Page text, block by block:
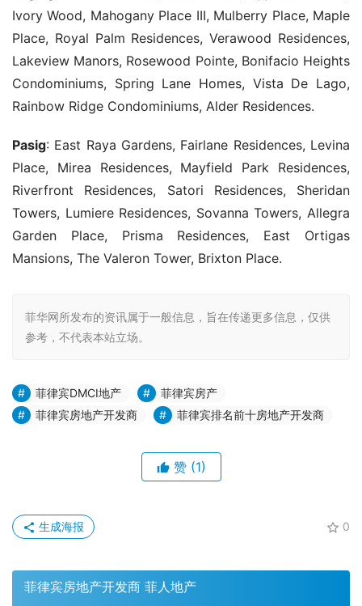
Ivory Wood, Mahogany Place III, Mulberry Place, Maple
Place, Royal Palm Residences, Verawood Residences,
Lakeview Manors, Rosewood Pointe, Bonifacio Heights
Condominiums, Spring Lane Homes, Vista De Lago,
Rainbow Ridge Condominiums, Alder Residences.
Pasig: East Raya Gardens, Fairlane Residences, Levina
Place, Mirea Residences, Mayfield Park Residences,
Riverfront Residences, Satori Residences, Sheridan
Towers, Lumiere Residences, Sovanna Towers, Allegra
Garden Place, Prisma Residences, East Ortigas
Mansions, The Valeron Tower, Brixton Place.
菲华网所发布的资讯属于一般信息，旨在传递更多信息，仅供
参考，不代表本站立场。
菲律宾DMCI地产
菲律宾房产
菲律宾房地产开发商
菲律宾排名前十房地产开发商
赞 (1)
0
生成海报
菲律宾房地产开发商 菲人地产